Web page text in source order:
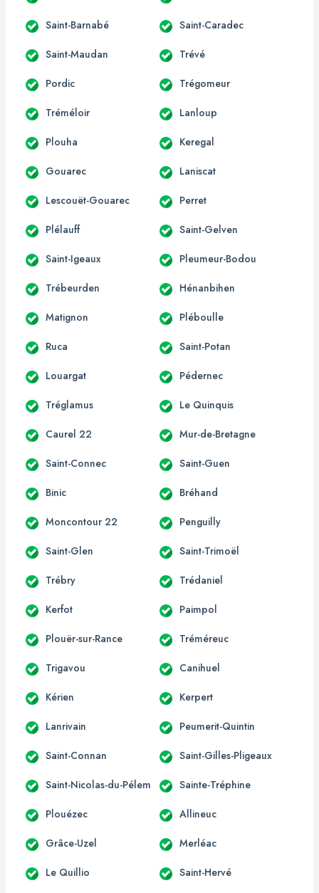
Saint-Barnabé Saint-Caradec
Saint-Maudan Trévé
Pordic Trégomeur
Tréméloir Lanloup
Plouha Keregal
Gouarec Laniscat
Lescouët-Gouarec Perret
Plélauff Saint-Gelven
Saint-Igeaux Pleumeur-Bodou
Trébeurden Hénanbihen
Matignon Pléboulle
Ruca Saint-Potan
Louargat Pédernec
Tréglamus Le Quinquis
Caurel 22 Mur-de-Bretagne
Saint-Connec Saint-Guen
Binic Bréhand
Moncontour 22 Penguilly
Saint-Glen Saint-Trimoël
Trébry Trédaniel
Kerfot Paimpol
Plouër-sur-Rance Tréméreuc
Trigavou Canihuel
Kérien Kerpert
Lanrivain Peumerit-Quintin
Saint-Connan Saint-Gilles-Pligeaux
Saint-Nicolas-du-Pélem Sainte-Tréphine
Plouézec Allineuc
Grâce-Uzel Merléac
Le Quillio Saint-Hervé